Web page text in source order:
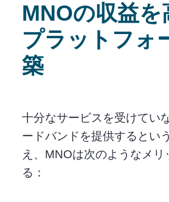
MNOの収益を
プラットフォ
築
十分なサービスを受けてい
ードバンドを提供するとい
え、MNOは次のようなメリ
る：